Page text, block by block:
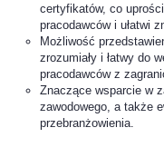
certyfikatów, co
pracodawców i ułatwi
Możliwość
zrozumiały i łatwy do
pracodawców z
Znaczące wsparcie w
zawodowego, a także
przebranżowienia.